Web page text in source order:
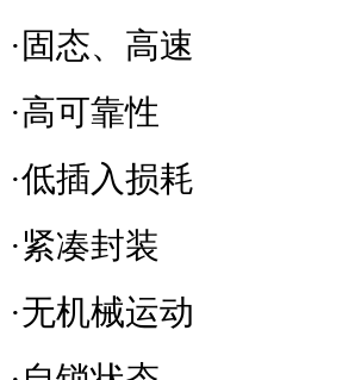
·固态、高速
·高可靠性
·低插入损耗
·紧凑封装
·无机械运动